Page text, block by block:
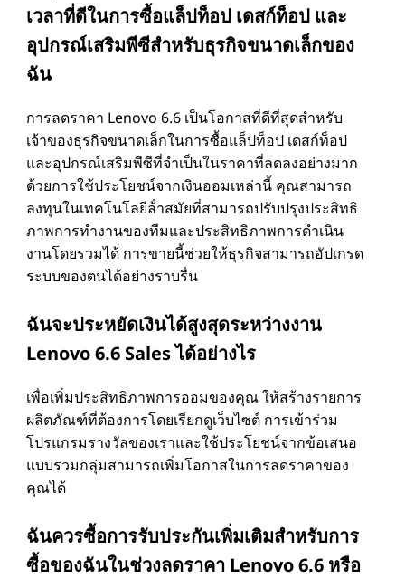
เวลาที่ดีในการซื้อแล็ปท็อป เดสก์ท็อป และ
อุปกรณ์เสริมพีซีสําหรับธุรกิจขนาดเล็กของ
ฉัน
การลดราคา Lenovo 6.6 เป็นโอกาสที่ดีที่สุดสําหรับ
เจ้าของธุรกิจขนาดเล็กในการซื้อแล็ปท็อป เดสก์ท็อป
และอุปกรณ์เสริมพีซีที่จําเป็นในราคาที่ลดลงอย่างมาก
ด้วยการใช้ประโยชน์จากเงินออมเหล่านี้ คุณสามารถ
ลงทุนในเทคโนโลยีล้ําสมัยที่สามารถปรับปรุงประสิทธิ
ภาพการทํางานของทีมและประสิทธิภาพการดําเนิน
งานโดยรวมได้ การขายนี้ช่วยให้ธุรกิจสามารถอัปเกรด
ระบบของตนได้อย่างราบรื่น
ฉันจะประหยัดเงินได้สูงสุดระหว่างงาน
Lenovo 6.6 Sales ได้อย่างไร
เพื่อเพิ่มประสิทธิภาพการออมของคุณ ให้สร้างรายการ
ผลิตภัณฑ์ที่ต้องการโดยเรียกดูเว็บไซต์ การเข้าร่วม
โปรแกรมรางวัลของเราและใช้ประโยชน์จากข้อเสนอ
แบบรวมกลุ่มสามารถเพิ่มโอกาสในการลดราคาของ
คุณได้
ฉันควรซื้อการรับประกันเพิ่มเติมสําหรับการ
ซื้อของฉันในช่วงลดราคา Lenovo 6.6 หรือ